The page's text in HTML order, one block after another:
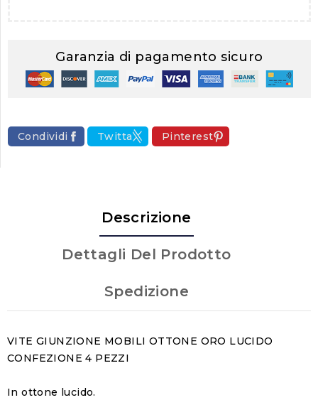
Garanzia di pagamento sicuro
Condividi Twitta Pinterest
Descrizione
Dettagli Del Prodotto
Spedizione
VITE GIUNZIONE MOBILI OTTONE ORO LUCIDO
CONFEZIONE 4 PEZZI
In ottone lucido.